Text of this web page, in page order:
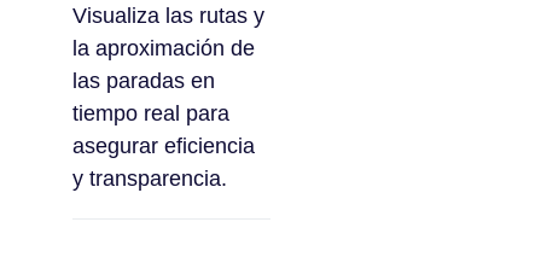
Visualiza las rutas y
la aproximación de
las paradas en
tiempo real para
asegurar eficiencia
y transparencia.